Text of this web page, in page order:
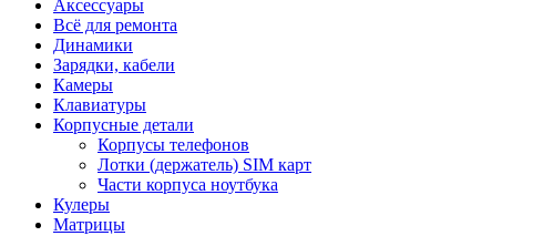
Аксессуары
Всё для ремонта
Динамики
Зарядки, кабели
Камеры
Клавиатуры
Корпусные детали
Корпусы телефонов
Лотки (держатель) SIM карт
Части корпуса ноутбука
Кулеры
Матрицы